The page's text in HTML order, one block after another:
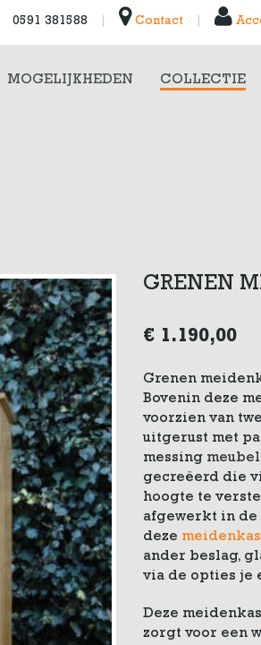
0591 381588 Contact
MOGELIJKHEDEN COLLECTIE
GRENEN
€ 1.190,00
Grenen
Bovenin deze
voorzien van
uitgerust met
messing
gecreëerd die
hoogte te
afgewerkt in de
deze
ander beslag,
via de opties je
Deze
zorgt ​voor een